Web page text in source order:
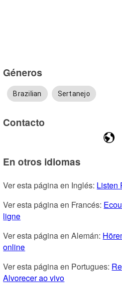
Géneros
Brazilian Sertanejo
Contacto
En otros idiomas
Ver esta página en Inglés: Listen
Ver esta página en Francés:
ligne
Ver esta página en Alemán:
online
Ver esta página en Portugues:
Alvorecer ao vivo